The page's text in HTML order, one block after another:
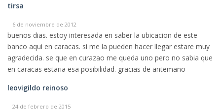
tirsa
6 de noviembre de 2012
buenos dias. estoy interesada en saber la ubicacion de este
banco aqui en caracas. si me la pueden hacer llegar estare muy
agradecida. se que en curazao me queda uno pero no sabia que
en caracas estaria esa posibilidad. gracias de antemano
leovigildo reinoso
24 de febrero de 2015